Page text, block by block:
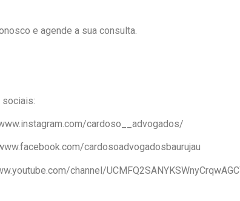
e agende a sua consulta.
cardoso__advogados/
cardosoadvogadosbaurujau
channel/